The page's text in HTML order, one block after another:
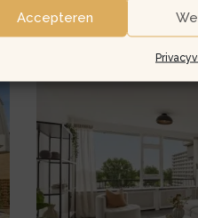
Accepteren
de
pagina
koop
Amstelveen
Groenhof